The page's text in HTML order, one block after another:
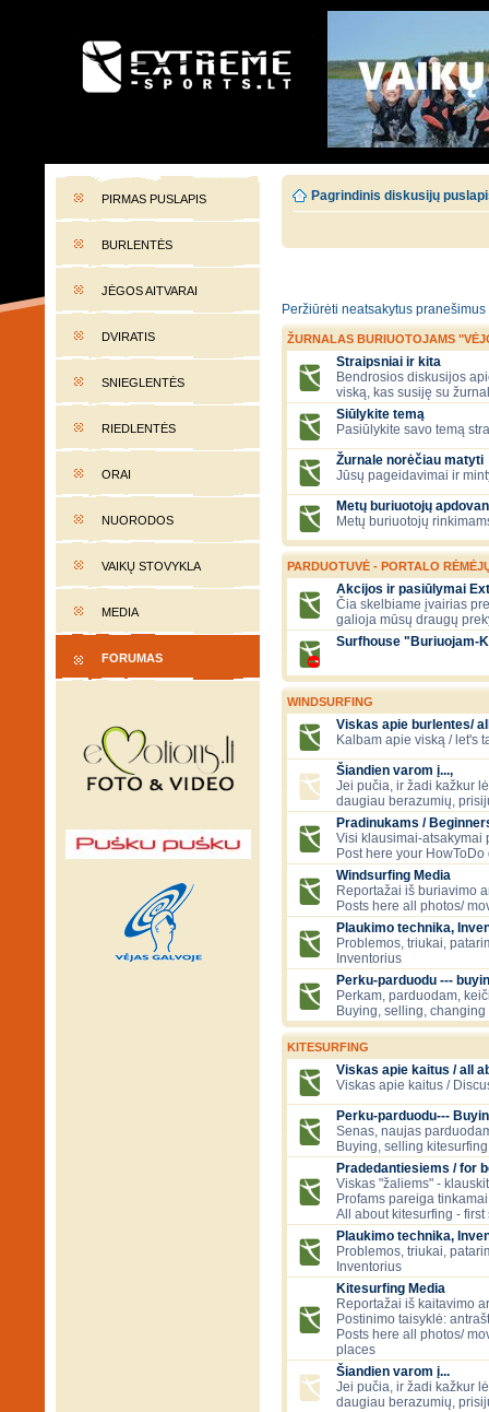
EXTREME-SPORTS.LT
PIRMAS PUSLAPIS
BURLENTĖS
JĖGOS AITVARAI
DVIRATIS
SNIEGLENTĖS
RIEDLENTĖS
ORAI
NUORODOS
VAIKŲ STOVYKLA
MEDIA
FORUMAS
Pagrindinis diskusijų
Peržiūrėti neatsakytus pranešimus
ŽURNALAS BURIUOTOJAMS
Straipsniai ir kita
Bendrosios diskusijos
viską, kas susiję su
Siūlykite temą
Pasiūlykite savo temą
Žurnale norėčiau matyti
Jūsų pageidavimai ir
Metų buriuotojų
Metų buriuotojų
PARDUOTUVĖ - PORTALO
Akcijos ir pasiūlymai
Čia skelbiame įvairias
galioja mūsų draugų
Surfhouse "Buriuojam-
WINDSURFING
Viskas apie burlentes/
Kalbam apie viską / let's
Šiandien varom į...,
Jei pučia, ir žadi kažkur
daugiau berazumių,
Pradinukams /
Visi klausimai-atsakymai
Post here your
Windsurfing Media
Reportažai iš buriavimo
Posts here all photos/
Plaukimo technika,
Problemos, triukai,
Inventorius
Perku-parduodu ---
Perkam, parduodam,
Buying, selling,
KITESURFING
Viskas apie kaitus / all
Viskas apie kaitus /
Perku-parduodu---
Senas, naujas
Buying, selling
Pradedantiesiems / for
Viskas "žaliems" -
Profams pareiga
All about kitesurfing - first
Plaukimo technika,
Problemos, triukai,
Inventorius
Kitesurfing Media
Reportažai iš kaitavimo
Postinimo taisyklė:
Posts here all photos/
places
Šiandien varom į...
Jei pučia, ir žadi kažkur
daugiau berazumių,